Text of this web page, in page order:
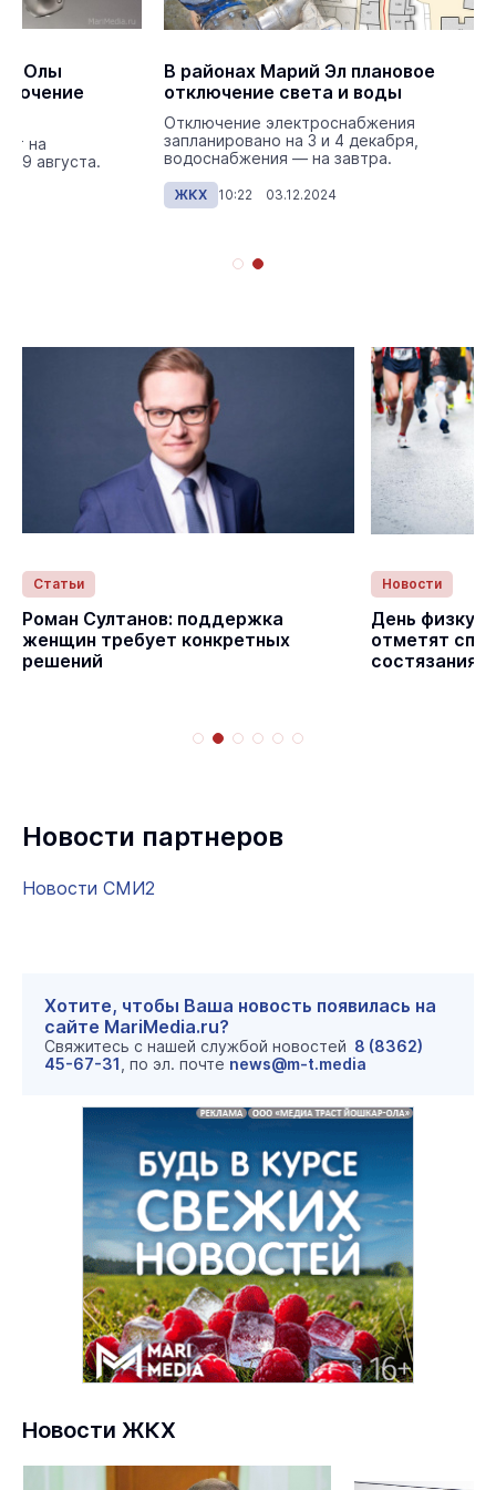
плановое
и воды
и 4 декабря,
завтра.
Энергетики Йошкар-Олы
запланировали отключение
Электричества не будет на
следующей неделе 18-19 августа.
ЖКХ 11:42 15.08.2025
День физкультурника в Йошкар-Оле
отметят спортивными
состязаниями
Статьи
Сергей
итогах
Новости партнеров
Новости СМИ2
Хотите, чтобы Ваша новость появилась на
сайте MariMedia.ru?
Свяжитесь с нашей службой новостей 8 (8362)
45-67-31 , по эл. почте news@m-t.media
Новости ЖКХ